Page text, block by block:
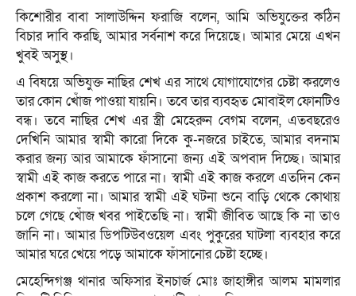
কিশোরীর বাবা সালাউদ্দিন ফরাজি বলেন, আমি অভিযুক্তের কঠিন
বিচার দাবি করছি, আমার সর্বনাশ করে দিয়েছে। আমার মেয়ে এখন
খুবই অসুস্থ।
এ বিষয়ে অভিযুক্ত নাছির শেখ এর সাথে যোগাযোগের চেষ্টা করলেও
তার কোন খোঁজ পাওয়া যায়নি। তবে তার ব্যবহৃত মোবাইল ফোনটিও
বন্ধ। তবে নাছির শেখ এর স্ত্রী মেহেরুন বেগম বলেন, এতবছরেও
দেখিনি আমার স্বামী কারো দিকে কু-নজরে চাইতে, আমার বদনাম
করার জন্য আর আমাকে ফাঁসানো জন্য এই অপবাদ দিচ্ছে। আমার
স্বামী এই কাজ করতে পারে না। স্বামী এই কাজ করলে এতদিন কেন
প্রকাশ করলো না। আমার স্বামী এই ঘটনা শুনে বাড়ি থেকে কোথায়
চলে গেছে খোঁজ খবর পাইতেছি না। স্বামী জীবিত আছে কি না তাও
জানি না। আমার ডিপটিউবওয়েল এবং পুকুরের ঘাটলা ব্যবহার করে
আমার ঘরে খেয়ে পড়ে আমাকে ফাঁসানোর চেষ্টা হচ্ছে।
মেহেন্দিগঞ্জ থানার অফিসার ইনচার্জ মোঃ জাহাঙ্গীর আলম মামলার